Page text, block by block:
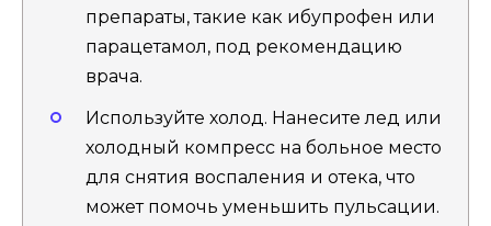
препараты, такие как ибупрофен или
парацетамол, под рекомендацию
врача.
Используйте холод. Нанесите лед или
холодный компресс на больное место
для снятия воспаления и отека, что
может помочь уменьшить пульсации.